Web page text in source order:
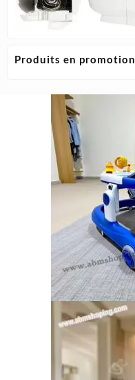
Produits en promotion